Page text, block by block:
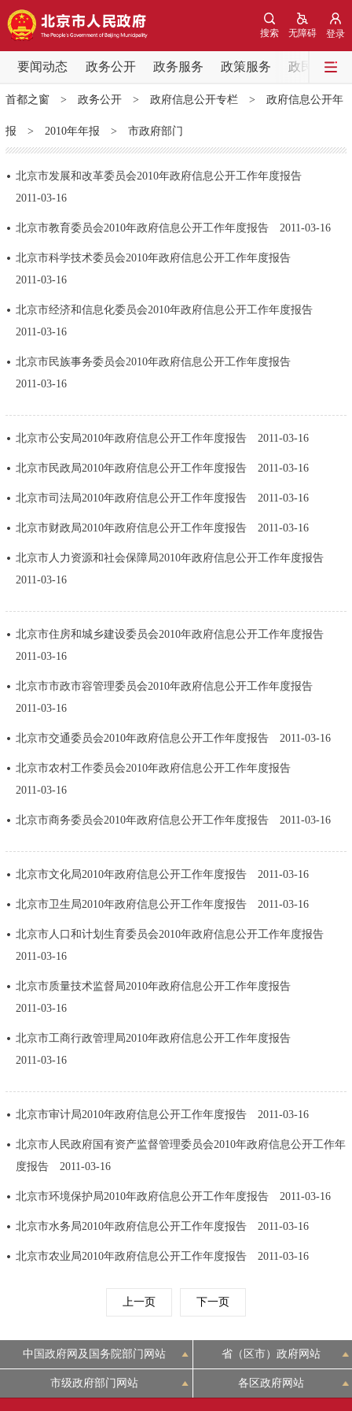
登录
无障碍
搜索
要闻动态 政务公开 政务服务 政策服务 政民互动
要闻动态
党中央精神 国务院信息 中央部委动态
北京要闻 会议信息 部门动态
各区热点
政务公开
市领导
政策兑现
便民服务 利企服务 投资项目
政民互动
12345网上接诉即办 我要咨询 我要建议
走进北京
ENGLISH 한국어 日本語
DEUTSCH FRANÇAIS РУССКИЙ ЯЗЫК
首都之窗> 政务公开> 政府信息公开专栏> 政府信息公开年
报 > 2010年年报 > 市政府部门
北京市发展和改革委员会2010年政府信息公开工作年度报告
2011-03-16
北京市教育委员会2010年政府信息公开工作年度报告 2011-03-16
北京市科学技术委员会2010年政府信息公开工作年度报告
2011-03-16
北京市经济和信息化委员会2010年政府信息公开工作年度报告
2011-03-16
北京市民族事务委员会2010年政府信息公开工作年度报告
2011-03-16
北京市公安局2010年政府信息公开工作年度报告 2011-03-16
北京市民政局2010年政府信息公开工作年度报告 2011-03-16
北京市司法局2010年政府信息公开工作年度报告 2011-03-16
北京市财政局2010年政府信息公开工作年度报告 2011-03-16
北京市人力资源和社会保障局2010年政府信息公开工作年度报告
2011-03-16
北京市住房和城乡建设委员会2010年政府信息公开工作年度报告
2011-03-16
北京市市政市容管理委员会2010年政府信息公开工作年度报告
2011-03-16
北京市交通委员会2010年政府信息公开工作年度报告 2011-03-16
北京市农村工作委员会2010年政府信息公开工作年度报告
2011-03-16
北京市商务委员会2010年政府信息公开工作年度报告 2011-03-16
北京市文化局2010年政府信息公开工作年度报告 2011-03-16
北京市卫生局2010年政府信息公开工作年度报告 2011-03-16
北京市人口和计划生育委员会2010年政府信息公开工作年度报告
2011-03-16
北京市质量技术监督局2010年政府信息公开工作年度报告
2011-03-16
北京市工商行政管理局2010年政府信息公开工作年度报告
2011-03-16
北京市审计局2010年政府信息公开工作年度报告 2011-03-16
北京市人民政府国有资产监督管理委员会2010年政府信息公开工作年
度报告
2011-03-16
北京市环境保护局2010年政府信息公开工作年度报告 2011-03-16
北京市水务局2010年政府信息公开工作年度报告 2011-03-16
北京市农业局2010年政府信息公开工作年度报告 2011-03-16
上一页 下一页
中国政府网及国务院部门网站 省（区市）政府网站
市级政府部门网站 各区政府网站